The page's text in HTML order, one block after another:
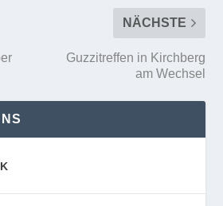
NÄCHSTE
Guzzitreffen in Kirchberg
am Wechsel